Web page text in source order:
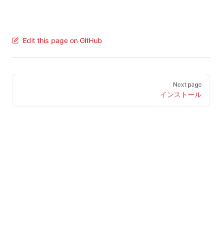
Edit this page on GitHub
Pager
Next page
インストール